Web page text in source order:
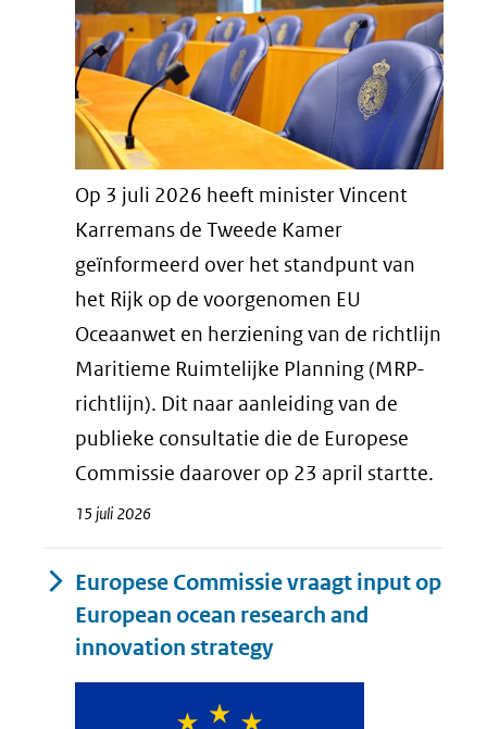
Op 3 juli 2026 heeft minister Vincent
Karremans de Tweede Kamer
geïnformeerd over het standpunt van
het Rijk op de voorgenomen EU
Oceaanwet en herziening van de richtlijn
Maritieme Ruimtelijke Planning (MRP-
richtlijn). Dit naar aanleiding van de
publieke consultatie die de Europese
Commissie daarover op 23 april startte.
15 juli 2026
Europese Commissie vraagt input op
European ocean research and
innovation strategy